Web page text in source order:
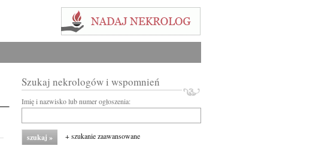
Szukaj nekrologów i wspomnień
Imię i nazwisko lub numer ogłoszenia:
+ szukanie zaawansowane